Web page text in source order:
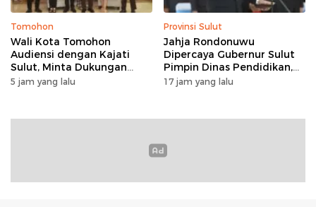
Tomohon
Wali Kota Tomohon
Audiensi dengan Kajati
Sulut, Minta Dukungan
Hukum untuk TIFF 2026
5 jam yang lalu
Provinsi Sulut
Jahja Rondonuwu
Dipercaya Gubernur Sulut
Pimpin Dinas Pendidikan,
Janji Perbaiki Indikator
17 jam yang lalu